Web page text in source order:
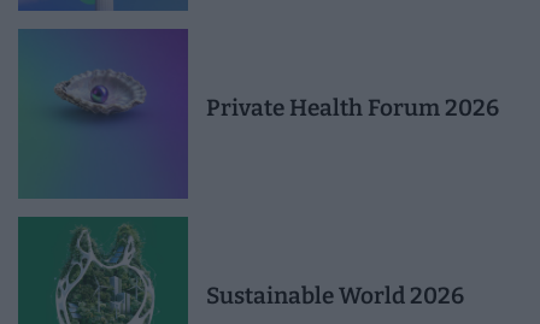
Private Health Forum 2026
Sustainable World 2026